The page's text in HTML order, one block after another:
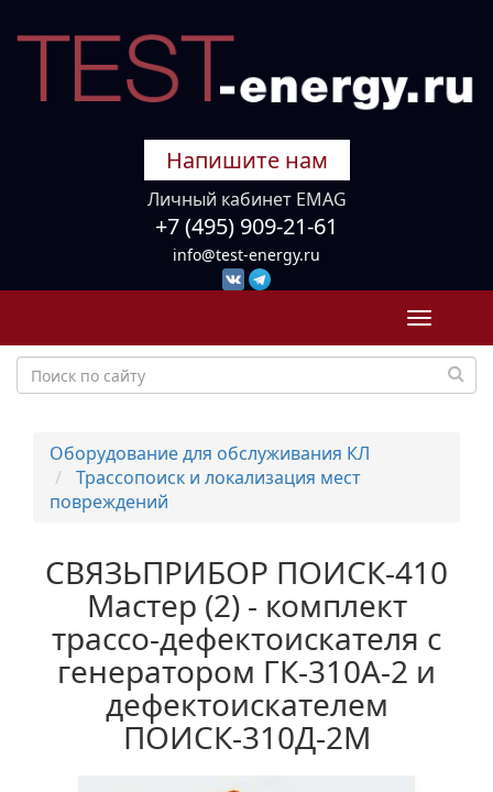
Напишите нам
Личный кабинет EMAG
+7 (495) 909-21-61
info@test-energy.ru
Toggle
Оборудование для обслуживания КЛ
Трассопоиск и локализация мест
повреждений
СВЯЗЬПРИБОР ПОИСК-410
Мастер (2) - комплект
трассо-дефектоискателя с
генератором ГК-310А-2 и
дефектоискателем
ПОИСК-310Д-2М